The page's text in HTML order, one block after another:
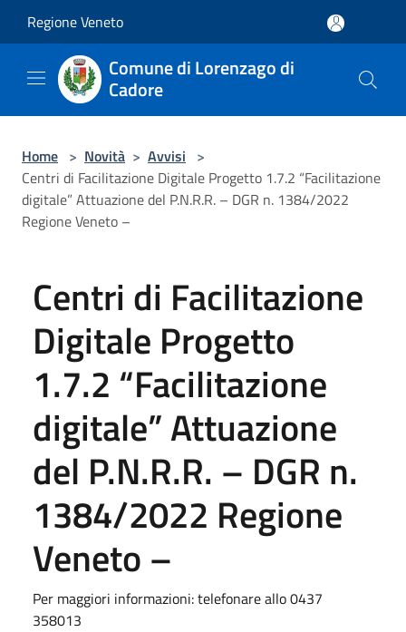
Regione Veneto
Comune di Lorenzago di
Cadore
Home > Novità > Avvisi >
Centri di Facilitazione Digitale Progetto 1.7.2 “Facilitazione
digitale” Attuazione del P.N.R.R. – DGR n. 1384/2022
Regione Veneto –
Centri di Facilitazione
Digitale Progetto
1.7.2 “Facilitazione
digitale” Attuazione
del P.N.R.R. – DGR n.
1384/2022 Regione
Veneto –
Per maggiori informazioni: telefonare allo 0437
358013